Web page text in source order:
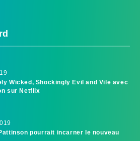
Wicked, Shockingly Evil and Vile avec
sur Netflix
pourrait incarner le nouveau